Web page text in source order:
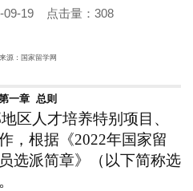
09-19 点击量： 308
来源：国家留学网
一章 总则
区人才培养特别项目、
，根据《2022年国家留
选派简章》（以下简称选